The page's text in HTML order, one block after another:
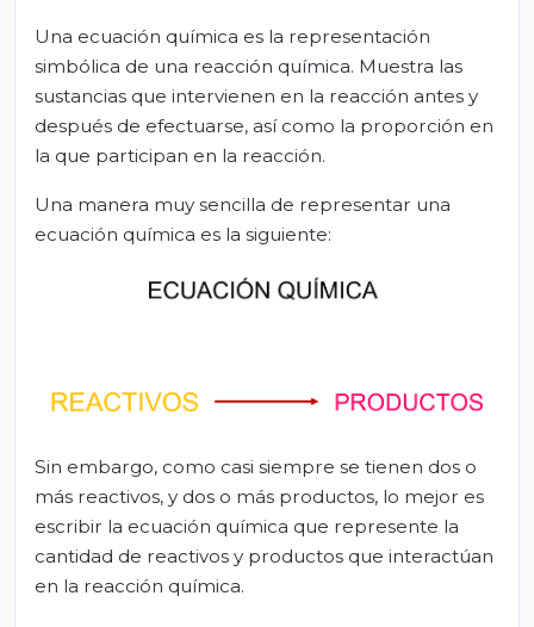
Una ecuación química es la representación
simbólica de una reacción química. Muestra las
sustancias que intervienen en la reacción antes y
después de efectuarse, así como la proporción en
la que participan en la reacción.
Una manera muy sencilla de representar una
ecuación química es la siguiente:
Sin embargo, como casi siempre se tienen dos o
más reactivos, y dos o más productos, lo mejor es
escribir la ecuación química que represente la
cantidad de reactivos y productos que interactúan
en la reacción química.